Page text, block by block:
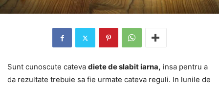
Sunt cunoscute cateva diete de slabit iarna, insa pentru a
da rezultate trebuie sa fie urmate cateva reguli. In lunile de